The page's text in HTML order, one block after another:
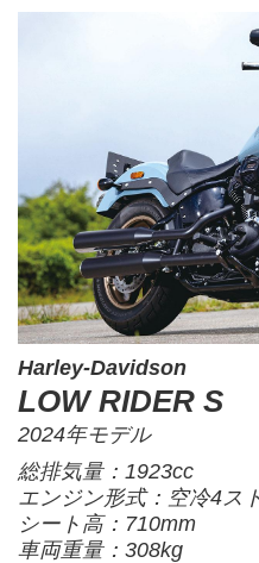
Harley-Davidson
LOW RIDER S
2024年モデル
総排気量：1923cc
エンジン形式：空冷4ス
シート高：710mm
車両重量：308kg